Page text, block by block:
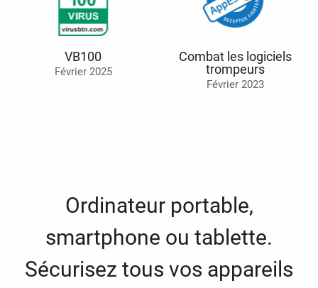
VB100
Février 2025
Combat les logiciels
trompeurs
Février 2023
Ordinateur portable,
smartphone ou tablette.
Sécurisez tous vos appareils